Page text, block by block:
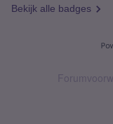
Bekijk alle badges